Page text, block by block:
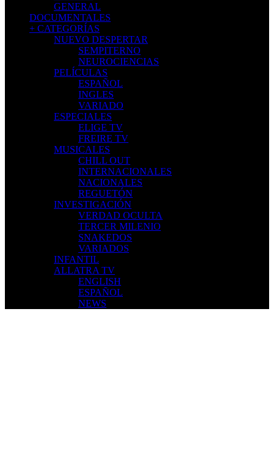
GENERAL
DOCUMENTALES
+ CATEGORÍAS
NUEVO DESPERTAR
SEMPITERNO
NEUROCIENCIAS
PELÍCULAS
ESPAÑOL
INGLES
VARIADO
ESPECIALES
ELIGE TV
FREIRE TV
MUSICALES
CHILL OUT
INTERNACIONALES
NACIONALES
REGUETÓN
INVESTIGACIÓN
VERDAD OCULTA
TERCER MILENIO
SNAKEDOS
VARIADOS
INFANTIL
ALLATRA TV
ENGLISH
ESPAÑOL
NEWS